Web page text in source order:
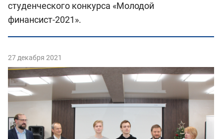
студенческого конкурса «Молодой
финансист-2021».
27 декабря 2021